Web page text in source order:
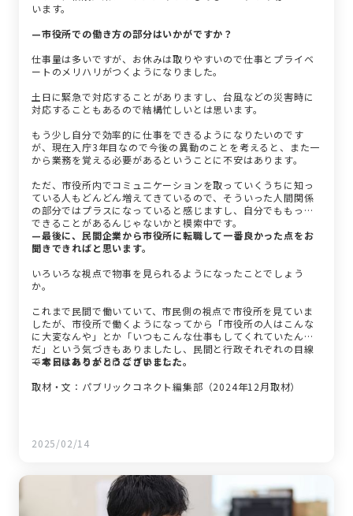
います。
—市役所での働き方の部分はいかがですか？
仕事量は多いですが、お休みは取りやすいので仕事とプライベ
ートのメリハリがつくようになりました。
土日に緊急で対応することがありますし、台風などの災害時に
対応することもあるので結構忙しいとは思います。
もう少し自分で効率的に仕事をできるようになりたいのです
が、現在入庁3年目なので今後の異動のことを考えると、また一
から業務を覚える必要があるということに不安はあります。
ただ、市役所内でコミュニケーションを取っていくうちに知っ
ている人もどんどん増えてきているので、そういった人間関係
の部分ではプラスになっていると感じますし、自分でももっと
できることがあるんじゃないかと模索中です。
—最後に、民間企業から市役所に転職して一番良かった点をお
聞きできればと思います。
いろいろな視点で物事を見られるようになったことでしょう
か。
これまで民間で働いていて、市民側の視点で市役所を見ていま
したが、市役所で働くようになってから「市役所の人はこんな
に大変なんや」とか「いつもこんな仕事もしてくれていたん
だ」という気づきもありましたし、民間と行政それぞれの目線
で考えられるようになりました。
—本日はありがとうございました。
取材・文：パブリックコネクト編集部（2024年12月取材）
2025/02/14